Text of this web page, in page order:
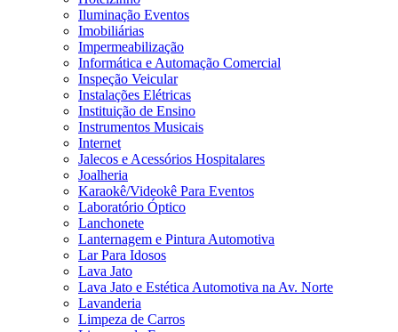
Iluminação Eventos
Imobiliárias
Impermeabilização
Informática e Automação Comercial
Inspeção Veicular
Instalações Elétricas
Instituição de Ensino
Instrumentos Musicais
Internet
Jalecos e Acessórios Hospitalares
Joalheria
Karaokê/Videokê Para Eventos
Laboratório Óptico
Lanchonete
Lanternagem e Pintura Automotiva
Lar Para Idosos
Lava Jato
Lava Jato e Estética Automotiva na Av. Norte
Lavanderia
Limpeza de Carros